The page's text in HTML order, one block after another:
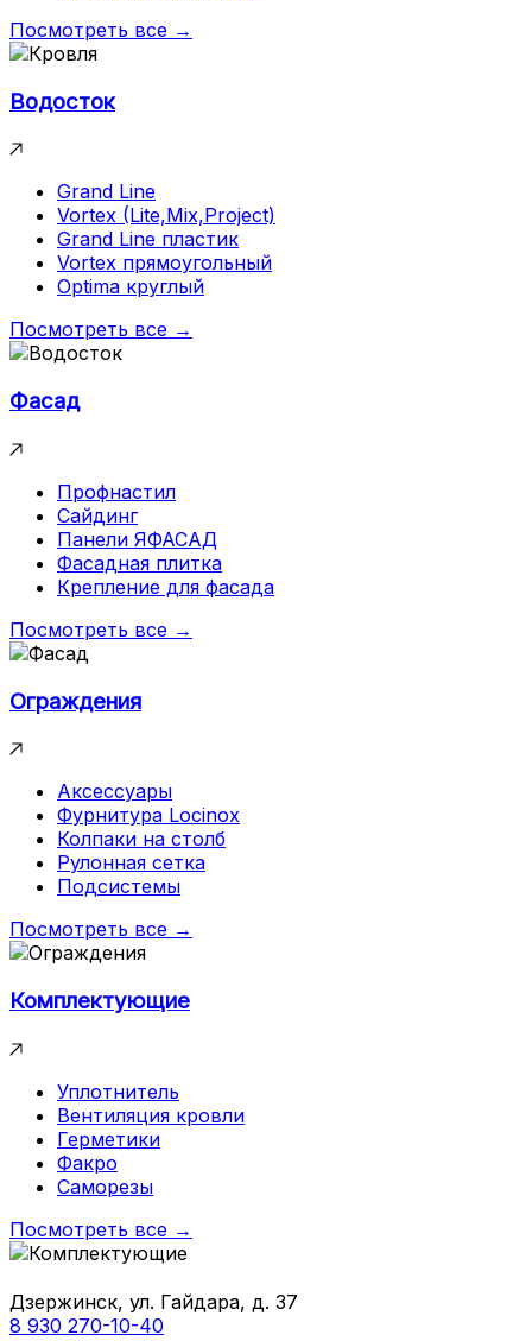
Посмотреть все →
Водосток
Grand Line
Vortex (Lite,Mix,Project)
Grand Line пластик
Vortex прямоугольный
Optima круглый
Посмотреть все →
Фасад
Профнастил
Сайдинг
Панели ЯФАСАД
Фасадная плитка
Крепление для фасада
Посмотреть все →
Ограждения
Аксессуары
Фурнитура Locinox
Колпаки на столб
Рулонная сетка
Подсистемы
Посмотреть все →
Комплектующие
Уплотнитель
Вентиляция кровли
Герметики
Факро
Саморезы
Посмотреть все →
Дзержинск, ул. Гайдара, д. 37
8 930 270-10-40